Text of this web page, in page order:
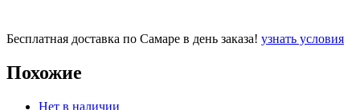
Бесплатная доставка по Самаре в день заказа! узнать условия
Похожие
Нет в наличии